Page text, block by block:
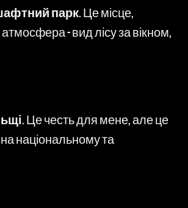
парк. Це місце,
- вид лісу за вікном,
. Це честь для мене, але це
національному та